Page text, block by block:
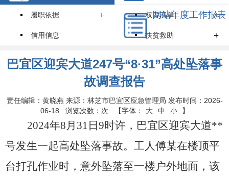
履职依据 + 权责清单 +
信用信息 扶贫救助 +
就业创业 住房保障
+
医疗卫生 食品药品安全
价格和收费 安全生产
网站年度工作报表
巴宜区迎宾大道247号“8·31”高处坠落事
故调查报告
责任编辑：黄晓燕 来源：林芝市巴宜区应急管理局 发布时间：2026-
06-18 浏览次数： 次 【字体： 大 中 小 】
2024年8月 31 日 9时许，巴宜区迎宾大道**
号发生一起高处坠落事故。工人傅某在楼顶平
台打孔作业时，意外坠落至一楼户外地面，该